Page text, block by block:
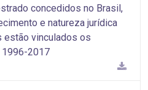
concedidos no Brasil,
e natureza jurídica
vinculados os
1996-2017